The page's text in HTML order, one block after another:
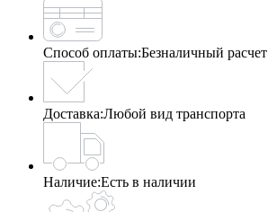
Способ оплаты:Безналичный расчет
Доставка:Любой вид транспорта
Наличие:Есть в наличии